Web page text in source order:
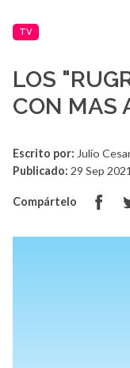
TV
LOS
CON MAS
Escrito por: Julio
Publicado: 29 Sep
Compártelo